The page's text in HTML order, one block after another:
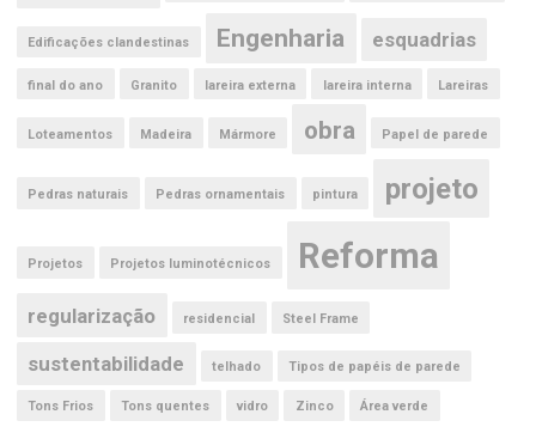
Edificações clandestinas Engenharia esquadrias
final do ano Granito lareira externa lareira interna Lareiras
Loteamentos Madeira Mármore obra Papel de parede
Pedras naturais Pedras ornamentais pintura projeto
Projetos Projetos luminotécnicos Reforma
regularização residencial Steel Frame
sustentabilidade telhado Tipos de papéis de parede
Tons Frios Tons quentes vidro Zinco Área verde